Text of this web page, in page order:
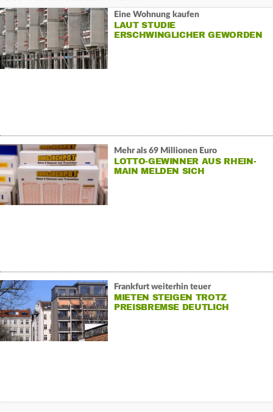
Eine Wohnung kaufen
LAUT STUDIE
ERSCHWINGLICHER GEWORDEN
Mehr als 69 Millionen Euro
LOTTO-GEWINNER AUS RHEIN-
MAIN MELDEN SICH
Frankfurt weiterhin teuer
MIETEN STEIGEN TROTZ
PREISBREMSE DEUTLICH